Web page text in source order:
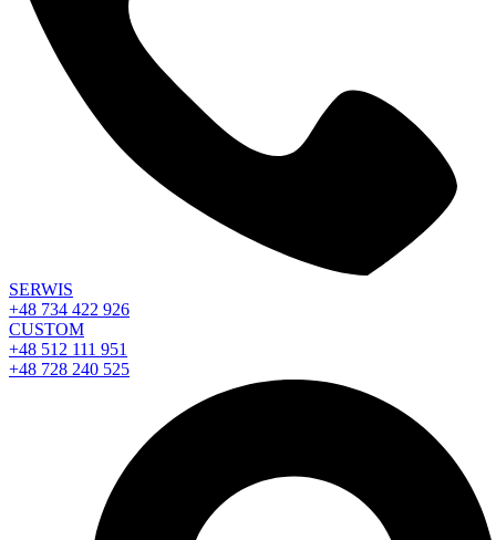
SERWIS
+48 734 422 926
CUSTOM
+48 512 111 951
+48 728 240 525